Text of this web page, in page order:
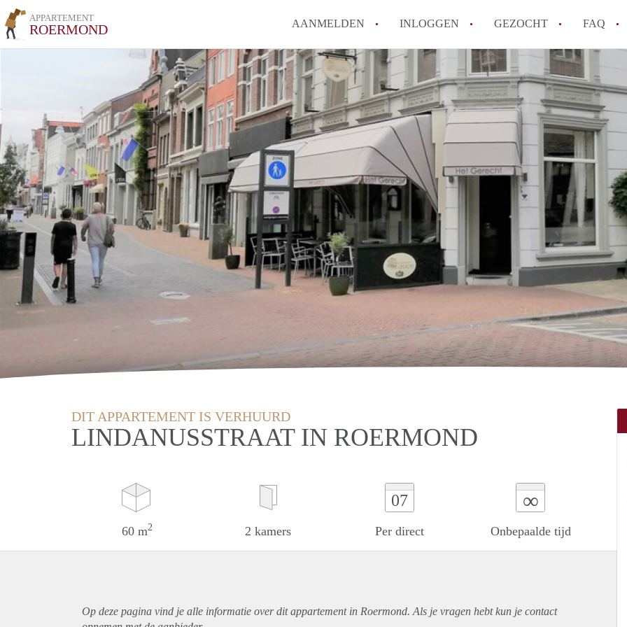
APPARTEMENT
ROERMOND AANMELDEN INLOGGEN GEZOCHT FAQ
How to translate AppartementRoermond!
Wat is AppartementRoermond?
Hoeveel kost het om te reageren op een
Wat is de privacyverklaring van
Berekent AppartementRoermond
makelaarsvergoeding/
Alle veelgestelde vragen
DIT APPARTEMENT IS VERHUURD
LINDANUSSTRAAT IN ROERMOND
60 m2 2 kamers
07
Per direct
∞
Onbepaalde tijd
Op deze pagina vind je alle informatie over ditappartementin Roermond. Als je vragen hebt kun je contact